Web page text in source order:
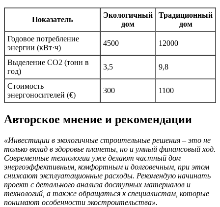
Показатель
Экологичный
дом
Традиционный
дом
Годовое потребление
энергии (кВт·ч)
4500 12000
Выделение CO2 (тонн в
год)
3,5 9,8
Стоимость
энергоносителей (€)
300 1100
Авторское мнение и рекомендации
«Инвестиции в экологичные строительные решения – это не
только вклад в здоровье планеты, но и умный финансовый ход.
Современные технологии уже делают частный дом
энергоэффективным, комфортным и долговечным, при этом
снижают эксплуатационные расходы. Рекомендую начинать
проект с детального анализа доступных материалов и
технологий, а также обращаться к специалистам, которые
понимают особенности экостроительства».